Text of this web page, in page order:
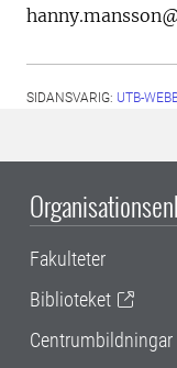
SIDANSVARIG: UTB-
Fakulteter
Biblioteket